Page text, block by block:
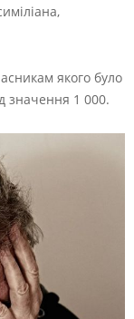
якого було
значення 1 000.